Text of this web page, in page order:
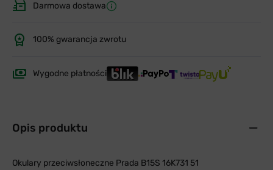
Darmowa dostawa
100% gwarancja zwrotu
Wygodne płatności
Opis produktu
Okulary przeciwsłoneczne Prada B15S 16K731 51